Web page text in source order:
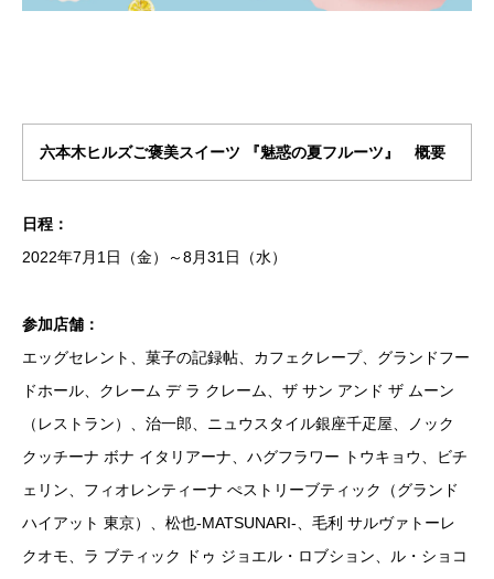
​六本木ヒルズご褒美スイーツ 『魅惑の夏フルーツ』 概要
日程：
2022年7月1日（金）～8月31日（水）
参加店舗：
エッグセレント、菓子の記録帖、カフェクレープ、グランドフー
ドホール、クレーム デ ラ クレーム、ザ サン アンド ザ ムーン
（レストラン）、治一郎、ニュウスタイル銀座千疋屋、ノック
クッチーナ ボナ イタリアーナ、ハグフラワー トウキョウ、ビチ
ェリン、フィオレンティーナ ぺストリーブティック（グランド
ハイアット 東京）、松也-MATSUNARI-、毛利 サルヴァトーレ
クオモ、ラ ブティック ドゥ ジョエル・ロブション、ル・ショコ